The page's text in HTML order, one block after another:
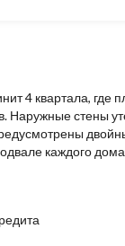
4 квартала, где
Наружные стены
каждого